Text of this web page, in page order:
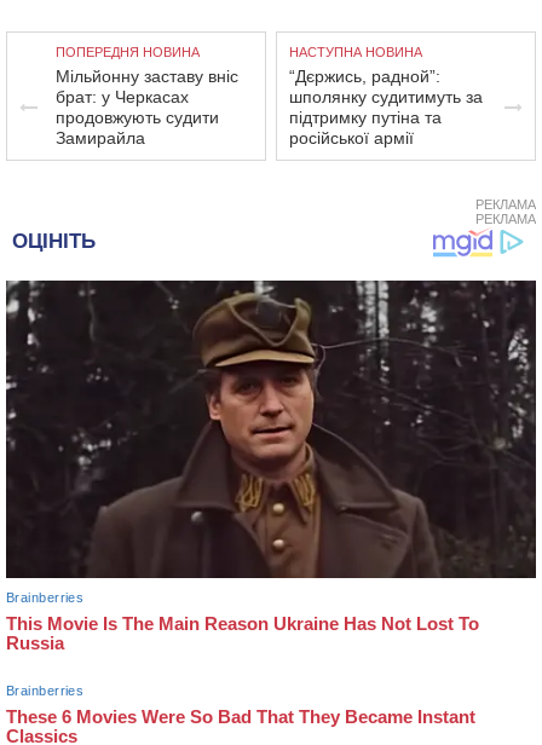
ПОПЕРЕДНЯ НОВИНА
Мільйонну заставу вніс
брат: у Черкасах
продовжують судити
Замирайла
НАСТУПНА НОВИНА
“Дєржись, радной”:
шполянку судитимуть за
підтримку путіна та
російської армії
РЕКЛАМА
РЕКЛАМА